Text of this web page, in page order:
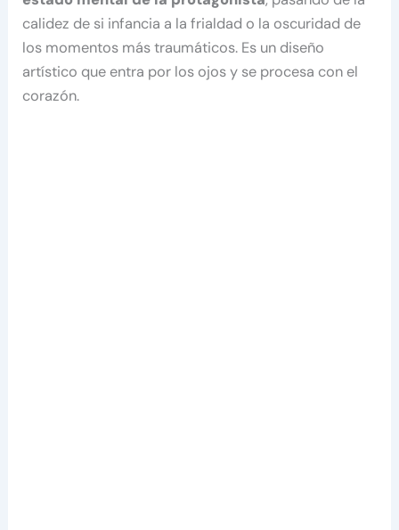
calidez de si infancia a la frialdad o la oscuridad de
los momentos más traumáticos. Es un diseño
artístico que entra por los ojos y se procesa con el
corazón.